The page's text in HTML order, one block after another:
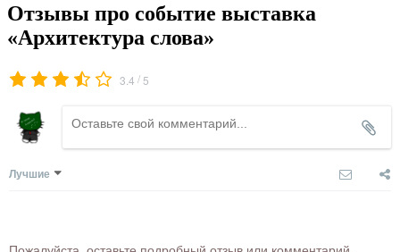
Отзывы про событие выставка
«Архитектура слова»
3.4 / 5
Лучшие